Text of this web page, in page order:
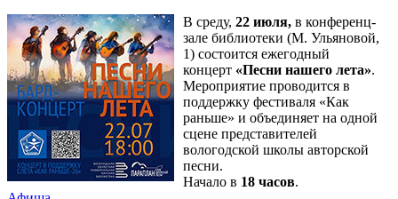
В среду, 22 июля, в конференц-
зале библиотеки (М. Ульяновой,
1) состоится ежегодный
концерт «Песни нашего лета».
Мероприятие проводится в
поддержку фестиваля «Как
раньше» и объединяет на одной
сцене представителей
вологодской школы авторской
песни.
Начало в 18 часов.